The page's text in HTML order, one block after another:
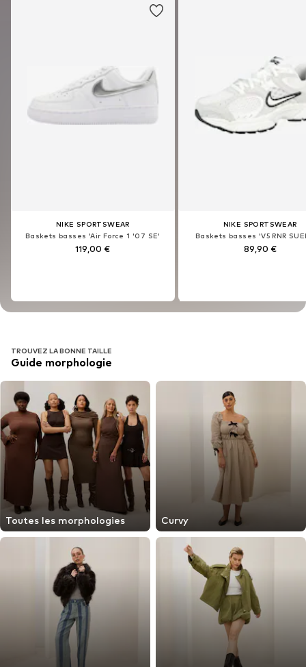
NIKE SPORTSWEAR
Baskets basses 'Air Force 1 '07 SE'
119,00 €
NIKE SPORTSWEAR
Baskets basses 'V5 RNR
89,90 €
NIKE SPORTSWEAR
Baskets basses 'Air Force 1 '07 SE'
119,00 €
NIKE SPORTSWEAR
Baskets basses 'V5 RNR
89,90 €
TROUVEZ LA BONNE TAILLE
Guide morphologie
Toutes les morphologies Curvy